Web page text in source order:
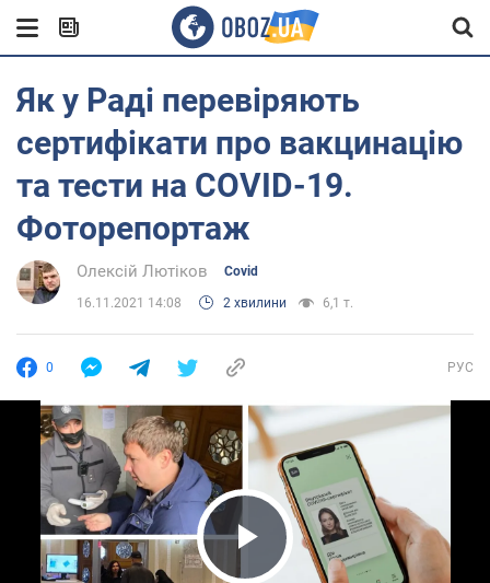
Як у Раді перевіряють
сертифікати про вакцинацію
та тести на COVID-19.
Фоторепортаж
Олексій Лютіков Covid
16.11.2021 14:08 2 хвилини 6,1 т.
0 РУС